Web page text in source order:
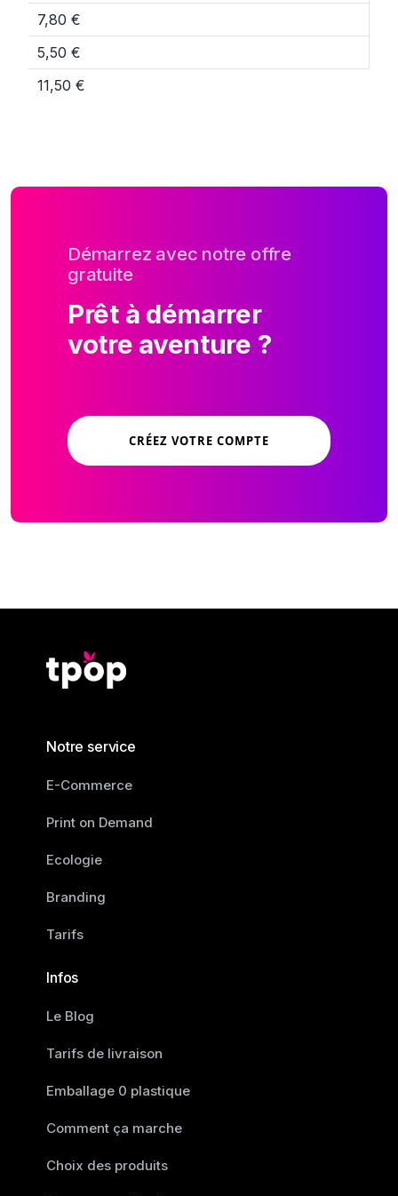
7,80 €
5,50 €
11,50 €
Démarrez avec notre offre
gratuite
Prêt à démarrer
votre aventure ?
CRÉEZ VOTRE COMPTE
Notre service
E-Commerce
Print on Demand
Ecologie
Branding
Tarifs
Infos
Le Blog
Tarifs de livraison
Emballage 0 plastique
Comment ça marche
Choix des produits